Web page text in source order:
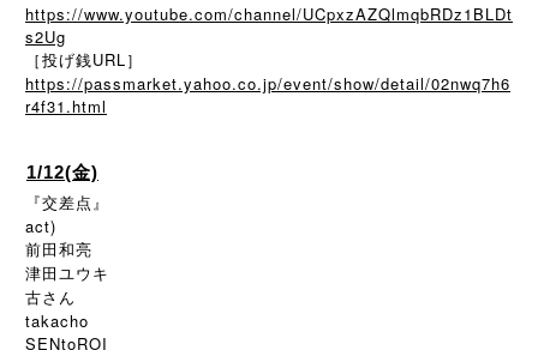
https://www.youtube.com/channel/UCpxzAZQlmqbRDz1BLDt
s2Ug
［投げ銭URL］
https://passmarket.yahoo.co.jp/event/show/detail/02nwq7h6
r4f31.html
1/12(金)
『交差点』
act)
前田和亮
津田ユウキ
古さん
takacho
SENtoROI